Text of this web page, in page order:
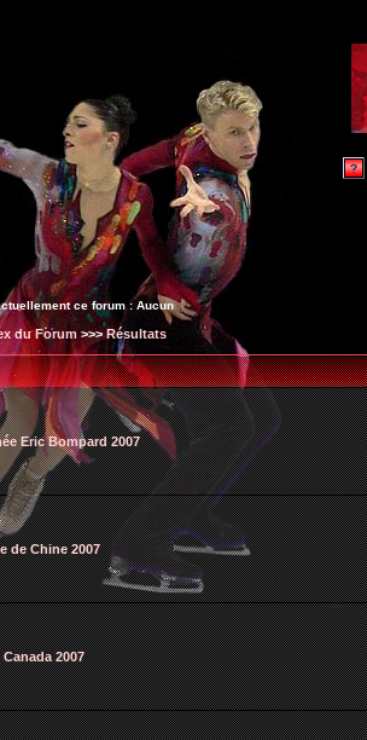
ce forum : Aucun
du Forum >>>Résultats
Eric Bompard 2007
de Chine 2007
Canada 2007